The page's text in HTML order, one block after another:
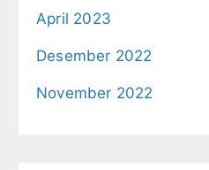
April 2023
Desember 2022
November 2022